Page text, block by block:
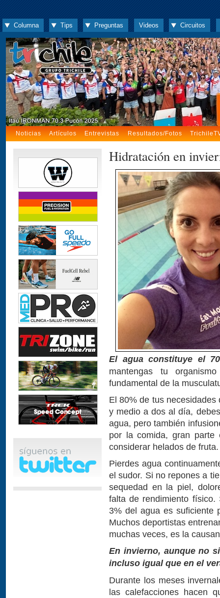
Columna Tips Preguntas Videos Circuitos
Noticias Artículos Entrevistas Resultados/Fotos
Hidratación en
El agua constituye el
mantengas tu
fundamental de la
El 80% de tus
y medio a dos al día,
agua, pero también
por la comida, gran parte
considerar helados de fruta.
Pierdes agua
el sudor. Si no repones a
sequedad en la piel,
falta de rendimiento
3% del agua es suficiente
Muchos deportistas
muchas veces, es la
En invierno, aunque no
incluso igual que en el
Durante los meses
las calefacciones hacen